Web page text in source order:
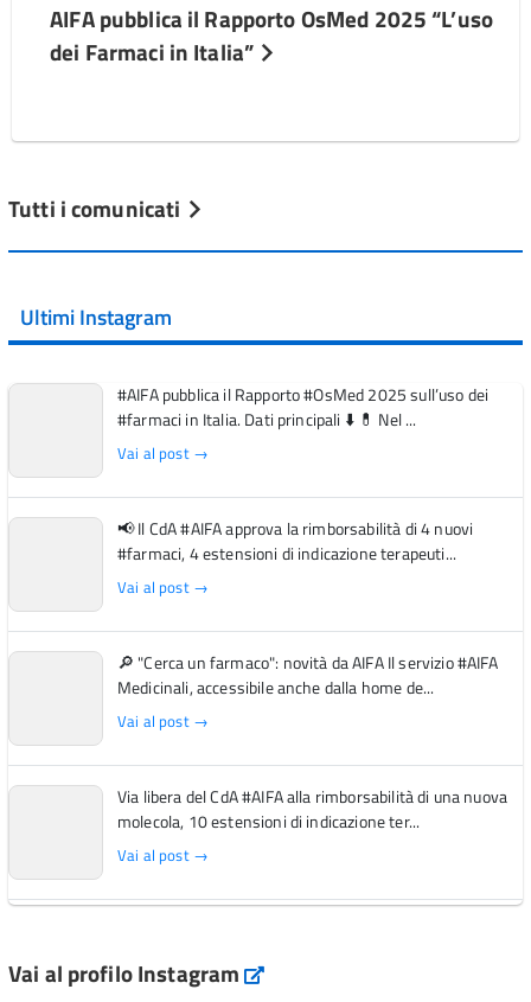
AIFA pubblica il Rapporto OsMed 2025 “L’uso
dei Farmaci in Italia”
Tutti i comunicati
Ultimi Instagram
#AIFA pubblica il Rapporto #OsMed 2025 sull’uso dei
#farmaci in Italia. Dati principali ⬇️ 💊 Nel ...
Vai al post →
📢 Il CdA #AIFA approva la rimborsabilità di 4 nuovi
#farmaci, 4 estensioni di indicazione terapeuti...
Vai al post →
🔎 "Cerca un farmaco": novità da AIFA Il servizio #AIFA
Medicinali, accessibile anche dalla home de...
Vai al post →
Via libera del CdA #AIFA alla rimborsabilità di una nuova
molecola, 10 estensioni di indicazione ter...
Vai al post →
Vai al post →
Vai al profilo Instagram Instagram